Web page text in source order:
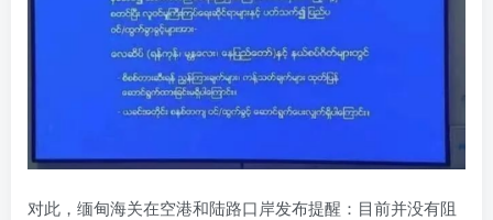
对此，缅甸海关在空港和陆路口岸发布提醒：目前并没有阻